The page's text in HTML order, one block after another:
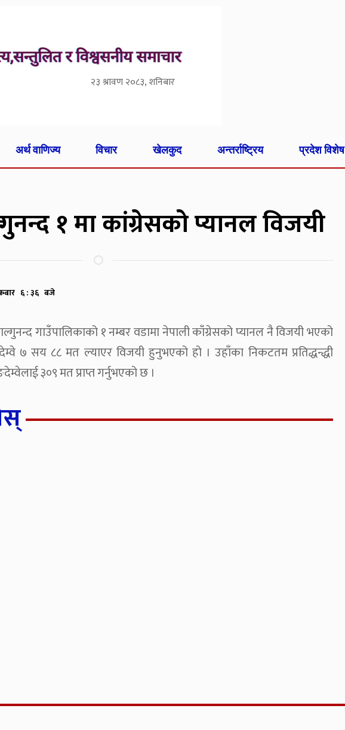
२३ श्रावण २०८३, शनिबार
अर्थ वाणिज्य विचार खेलकुद अन्तर्राष्ट्रिय प्रदेश विशेष
१ मा कांग्रेसको प्यानल विजयी
६ : ३६ बजे
गाउँपालिकाको १ नम्बर वडामा नेपाली काँग्रेसको प्यानल नै विजयी भएको
७ सय ८८ मत ल्याएर विजयी हुनुभएको हो । उहाँका निकटतम प्रतिद्धन्द्धी
३०९ मत प्राप्त गर्नुभएको छ ।